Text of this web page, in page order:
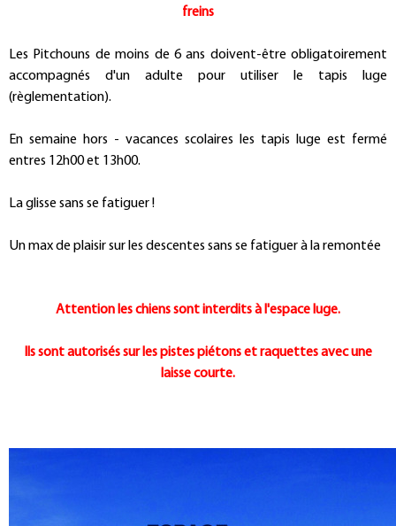
freins
Les Pitchouns de moins de 6 ans doivent-être obligatoirement
accompagnés d'un adulte pour utiliser le tapis luge
(règlementation).
En semaine hors - vacances scolaires les tapis luge est fermé
entres 12h00 et 13h00.
La glisse sans se fatiguer !
Un max de plaisir sur les descentes sans se fatiguer à la remontée
Attention les chiens sont interdits à l'espace luge.
Ils sont autorisés sur les pistes piétons et raquettes avec une
laisse courte.